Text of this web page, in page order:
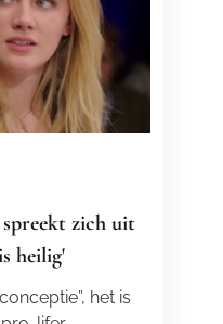
zich uit
heilig'
het is